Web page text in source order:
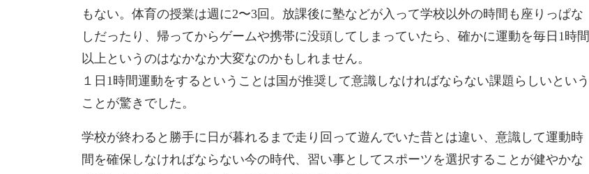
もない。体育の授業は週に2〜3回。放課後に塾などが入って学校以外の時間も座りっぱな
しだったり、帰ってからゲームや携帯に没頭してしまっていたら、確かに運動を毎日1時間
以上というのはなかなか大変なのかもしれません。
１日1時間運動をするということは国が推奨して意識しなければならない課題らしいという
ことが驚きでした。
学校が終わると勝手に日が暮れるまで走り回って遊んでいた昔とは違い、意識して運動時
間を確保しなければならない今の時代、習い事としてスポーツを選択することが健やかな